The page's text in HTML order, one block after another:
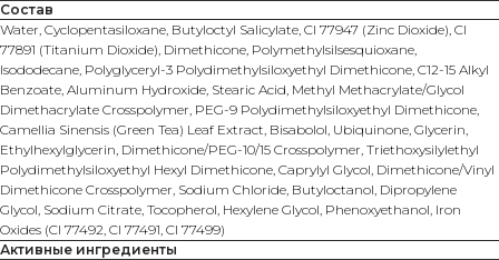
Состав
Water, Cyclopentasiloxane, Butyloctyl Salicylate, CI 77947 (Zinc Dioxide), CI
77891 (Titanium Dioxide), Dimethicone, Polymethylsilsesquioxane,
Isododecane, Polyglyceryl-3 Polydimethylsiloxyethyl Dimethicone, C12-15 Alkyl
Benzoate, Aluminum Hydroxide, Stearic Acid, Methyl Methacrylate/Glycol
Dimethacrylate Crosspolymer, PEG-9 Polydimethylsiloxyethyl Dimethicone,
Camellia Sinensis (Green Tea) Leaf Extract, Bisabolol, Ubiquinone, Glycerin,
Ethylhexylglycerin, Dimethicone/PEG-10/15 Crosspolymer, Triethoxysilylethyl
Polydimethylsiloxyethyl Hexyl Dimethicone, Caprylyl Glycol, Dimethicone/Vinyl
Dimethicone Crosspolymer, Sodium Chloride, Butyloctanol, Dipropylene
Glycol, Sodium Citrate, Tocopherol, Hexylene Glycol, Phenoxyethanol, Iron
Oxides (Cl 77492, CI 77491, CI 77499)
Активные ингредиенты